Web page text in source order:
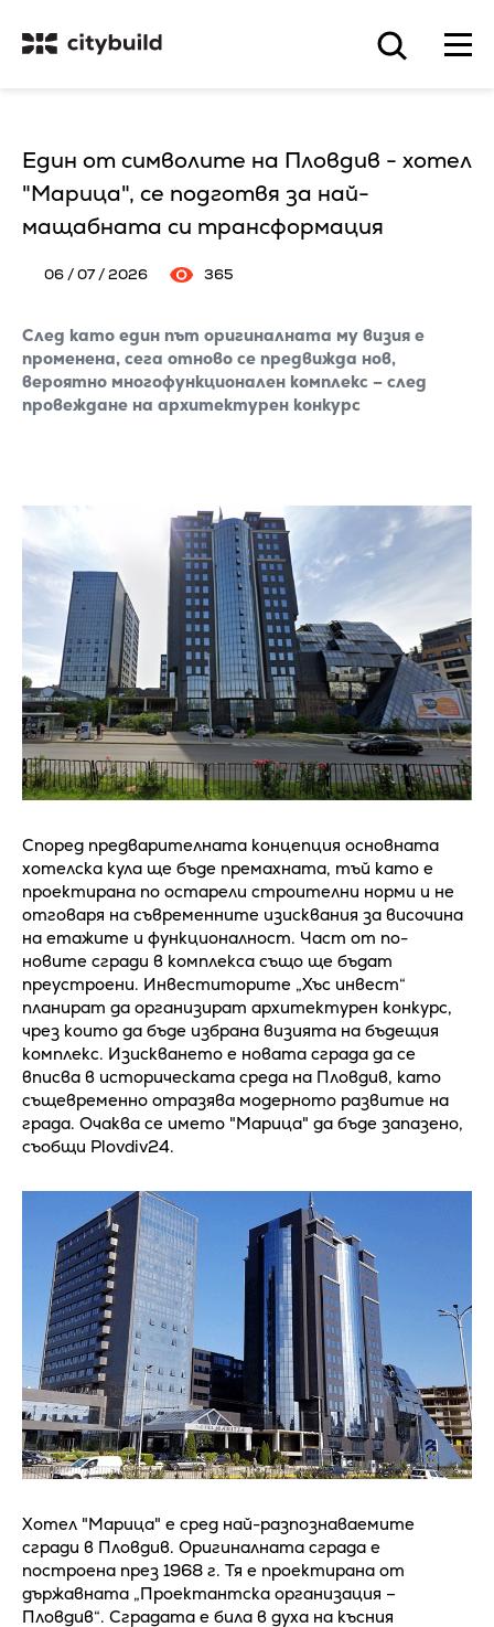
Един от символите на Пловдив - хотел
"Марица", се подготвя за най-
мащабната си трансформация
06 / 07 / 2026 365
След като един път оригиналната му визия е
променена, сега отново се предвижда нов,
вероятно многофункционален комплекс – след
провеждане на архитектурен конкурс
Според предварителната концепция основната
хотелска кула ще бъде премахната, тъй като е
проектирана по остарели строителни норми и не
отговаря на съвременните изисквания за височина
на етажите и функционалност. Част от по-
новите сгради в комплекса също ще бъдат
преустроени. Инвеститорите „Хъс инвест“
планират да организират архитектурен конкурс,
чрез които да бъде избрана визията на бъдещия
комплекс. Изискването е новата сграда да се
вписва в историческата среда на Пловдив, като
същевременно отразява модерното развитие на
града. Очаква се името "Марица" да бъде запазено,
съобщи Plovdiv24.
Хотел "Марица" е сред най-разпознаваемите
сгради в Пловдив. Оригиналната сграда е
построена през 1968 г. Тя е проектирана от
държавната „Проектантска организация –
Пловдив“. Сградата е била в духа на късния